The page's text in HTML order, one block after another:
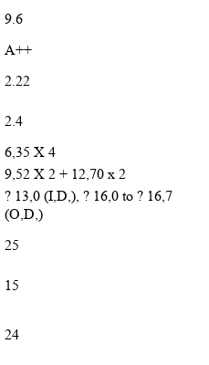
9.6
A++
2.22
2.4
6,35 Х 4
9,52 Х 2 + 12,70 х 2
? 13,0 (I,D,), ? 16,0 to ? 16,7
(O,D,)
25
15
24